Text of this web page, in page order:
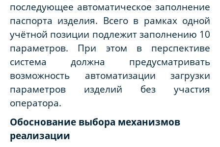
последующее автоматическое заполнение
паспорта изделия. Всего в рамках одной
учётной позиции подлежит заполнению 10
параметров. При этом в перспективе
система должна предусматривать
возможность автоматизации загрузки
параметров изделий без участия
оператора.
Обоснование выбора механизмов
реализации